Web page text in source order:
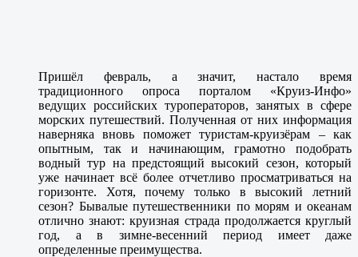
Пришёл февраль, а значит, настало время
традиционного опроса порталом «Круиз-Инфо»
ведущих российских туроператоров, занятых в сфере
морских путешествий. Полученная от них информация
наверняка вновь поможет туристам-круизёрам – как
опытным, так и начинающим, грамотно подобрать
водный тур на предстоящий высокий сезон, который
уже начинает всё более отчетливо просматриваться на
горизонте. Хотя, почему только в высокий летний
сезон? Бывалые путешественники по морям и океанам
отлично знают: круизная страда продолжается круглый
год, а в зимне-весенний период имеет даже
определенные преимущества.